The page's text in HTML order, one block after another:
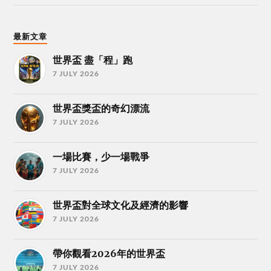
最新文章
世界盃 盡「程」跑
7 JULY 2026
世界盃獎盃的奇幻漂流
7 JULY 2026
一場比賽，少一場戰爭
7 JULY 2026
世界盃對全球文化及經濟的影響
7 JULY 2026
帶你觀看2026年的世界盃
7 JULY 2026